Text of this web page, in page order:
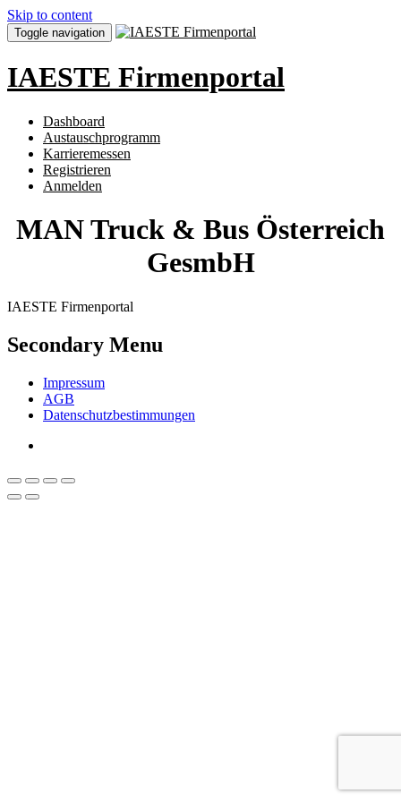
Skip to content
Toggle navigation
IAESTE Firmenportal
Dashboard
Austauschprogramm
Karrieremessen
Registrieren
Anmelden
MAN Truck & Bus Österreich
GesmbH
IAESTE Firmenportal
Secondary Menu
Impressum
AGB
Datenschutzbestimmungen